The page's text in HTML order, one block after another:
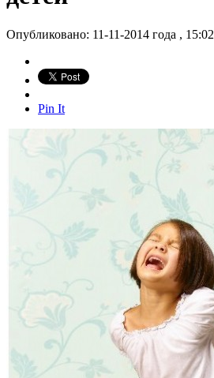
Опубликовано: 11-11-2014 года ,
Pin It